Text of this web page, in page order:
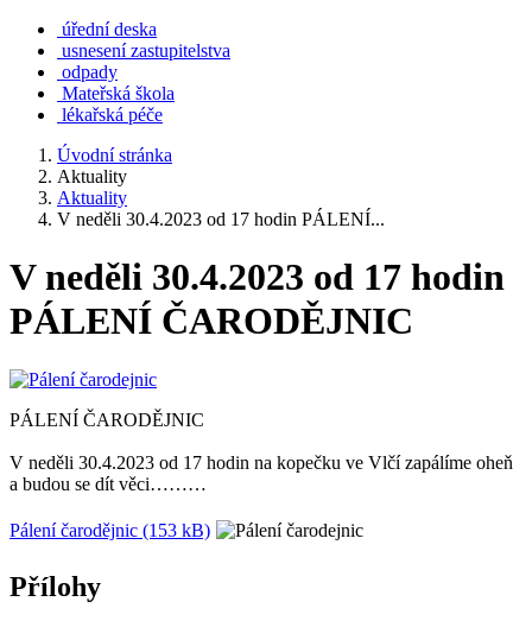
úřední deska
usnesení zastupitelstva
odpady
Mateřská škola
lékařská péče
Úvodní stránka
Aktuality
Aktuality
V neděli 30.4.2023 od 17 hodin PÁLENÍ...
V neděli 30.4.2023 od 17 hodin
PÁLENÍ ČARODĚJNIC
PÁLENÍ ČARODĚJNIC
V neděli 30.4.2023 od 17 hodin na kopečku ve Vlčí zapálíme oheň
a budou se dít věci………
Pálení čarodějnic (153 kB)
Přílohy